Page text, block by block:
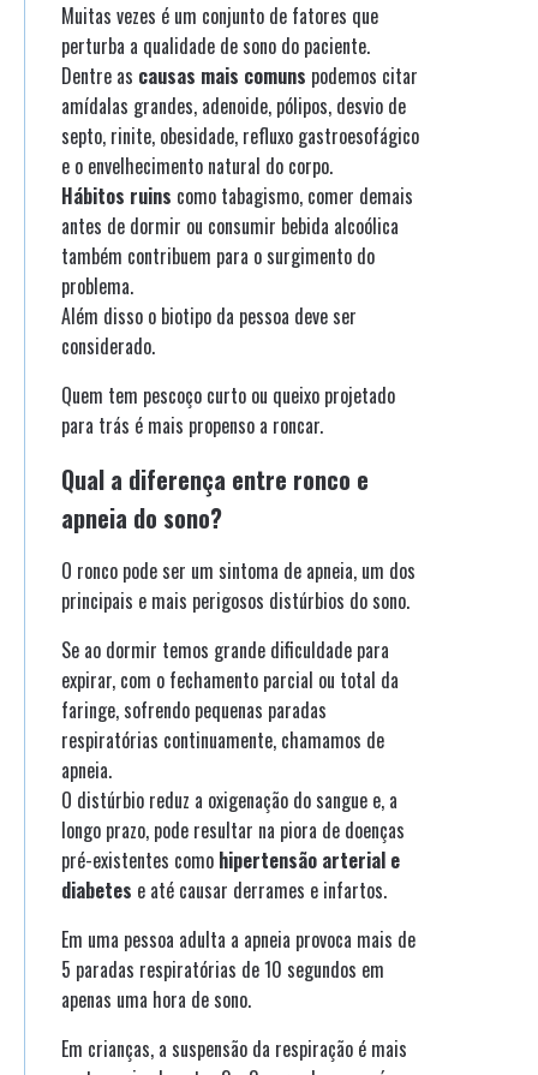
Muitas vezes é um conjunto de fatores que
perturba a qualidade de sono do paciente.
Dentre as causas mais comuns podemos citar
amídalas grandes, adenoide, pólipos, desvio de
septo, rinite, obesidade, refluxo gastroesofágico
e o envelhecimento natural do corpo.
Hábitos ruins como tabagismo, comer demais
antes de dormir ou consumir bebida alcoólica
também contribuem para o surgimento do
problema.
Além disso o biotipo da pessoa deve ser
considerado.
Quem tem pescoço curto ou queixo projetado
para trás é mais propenso a roncar.
Qual a diferença entre ronco e
apneia do sono?
O ronco pode ser um sintoma de apneia, um dos
principais e mais perigosos distúrbios do sono.
Se ao dormir temos grande dificuldade para
expirar, com o fechamento parcial ou total da
faringe, sofrendo pequenas paradas
respiratórias continuamente, chamamos de
apneia.
O distúrbio reduz a oxigenação do sangue e, a
longo prazo, pode resultar na piora de doenças
pré-existentes como hipertensão arterial e
diabetes e até causar derrames e infartos.
Em uma pessoa adulta a apneia provoca mais de
5 paradas respiratórias de 10 segundos em
apenas uma hora de sono.
Em crianças, a suspensão da respiração é mais